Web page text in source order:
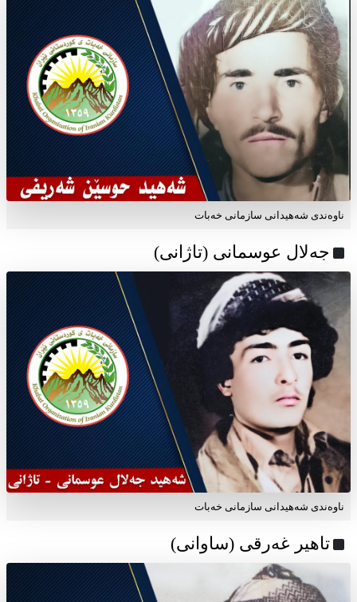
ناوه‌ندی شه‌هیدانی سازمانی خه‌بات
جەلال عوسمانی (تاژانی)
ناوه‌ندی شه‌هیدانی سازمانی خه‌بات
تاهیر غەرقی (ساوانی)